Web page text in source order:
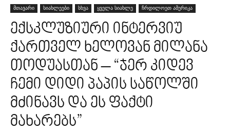
მთავარი სიახლეები სხვა ყველა სიახლე ჩრდილოეთ ამერიკა
ექსკლუზიური ინტერვიუ
ქართველ ხელოვან მილანა
თოდუასთან – “ჯერ კიდევ
ჩემი დიდი პაპის საწოლში
მძინავს და ეს ფაქტი
მახარებს”